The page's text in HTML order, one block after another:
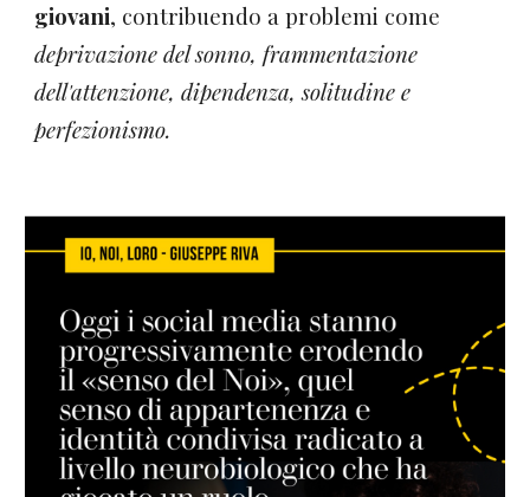
giovani, contribuendo a problemi come
deprivazione del sonno, frammentazione
dell'attenzione, dipendenza, solitudine e
perfezionismo.